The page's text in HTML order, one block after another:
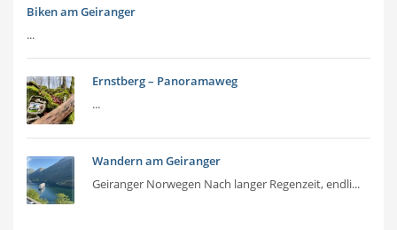
Biken am Geiranger
...
Ernstberg – Panoramaweg
...
Wandern am Geiranger
Geiranger Norwegen Nach langer Regenzeit, endli...